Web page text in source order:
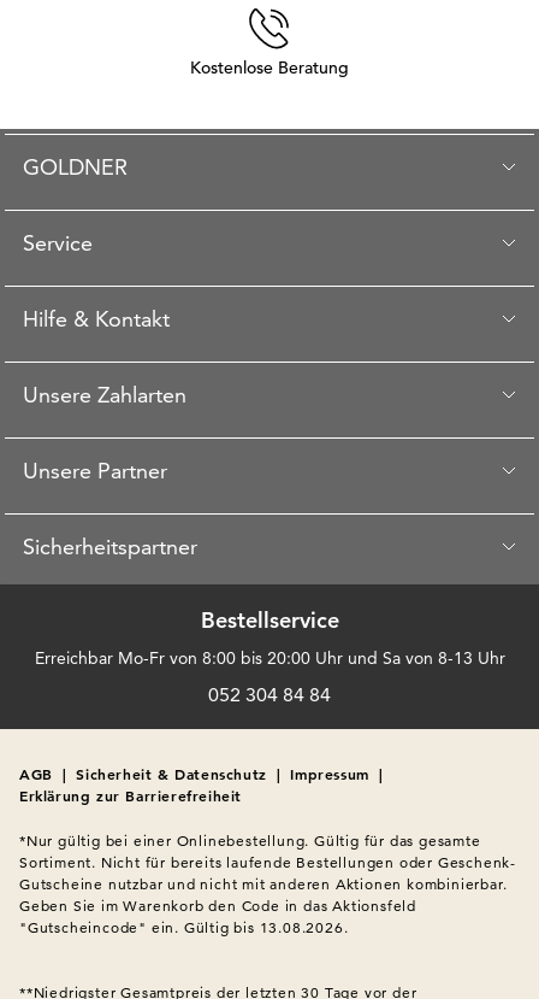
Kostenlose Beratung
GOLDNER
Service
Hilfe & Kontakt
Unsere Zahlarten
Unsere Partner
Sicherheitspartner
Bestellservice
Erreichbar Mo-Fr von 8:00 bis 20:00 Uhr und Sa von 8-13 Uhr
052 304 84 84
AGB | Sicherheit & Datenschutz | Impressum |
Erklärung zur Barrierefreiheit
*Nur gültig bei einer Onlinebestellung. Gültig für das gesamte
Sortiment. Nicht für bereits laufende Bestellungen oder Geschenk-
Gutscheine nutzbar und nicht mit anderen Aktionen kombinierbar.
Geben Sie im Warenkorb den Code in das Aktionsfeld
"Gutscheincode" ein. Gültig bis 13.08.2026.
**Niedrigster Gesamtpreis der letzten 30 Tage vor der